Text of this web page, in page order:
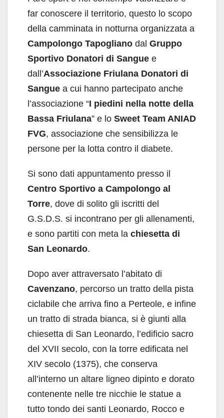
far conoscere il territorio, questo lo scopo
della camminata in notturna organizzata a
Campolongo Tapogliano dal Gruppo
Sportivo Donatori di Sangue e
dall’Associazione Friulana Donatori di
Sangue a cui hanno partecipato anche
l’associazione “I piedini nella notte della
Bassa Friulana” e lo Sweet Team ANIAD
FVG, associazione che sensibilizza le
persone per la lotta contro il diabete.
Si sono dati appuntamento presso il
Centro Sportivo a Campolongo al
Torre, dove di solito gli iscritti del
G.S.D.S. si incontrano per gli allenamenti,
e sono partiti con meta la chiesetta di
San Leonardo.
Dopo aver attraversato l’abitato di
Cavenzano, percorso un tratto della pista
ciclabile che arriva fino a Perteole, e infine
un tratto di strada bianca, si è giunti alla
chiesetta di San Leonardo, l’edificio sacro
del XVII secolo, con la torre edificata nel
XIV secolo (1375), che conserva
all’interno un altare ligneo dipinto e dorato
contenente nelle tre nicchie le statue a
tutto tondo dei santi Leonardo, Rocco e